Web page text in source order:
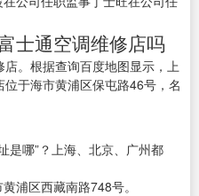
士通空调维修店吗
。根据查询百度地图显示，上
于海市黄浦区保屯路46号，名
是哪”？上海、北京、广州都
浦区西藏南路748号。